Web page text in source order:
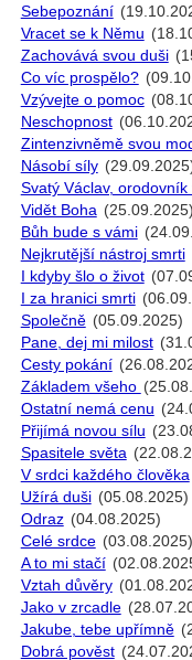
Sebepoznání
Vracet se k Němu
Zachovává svou duši
Co víc prospělo?
Vzývejte o pomoc
Neschopnost
Zintenzivněmě svou
Násobí síly
Svatý Václav, orodovník
Vidět Boha (25.09.2025)
Bůh bude s vámi
Nejkrutější nástroj smrti
I kdyby šlo o život
I za hranici smrti
Společně (05.09.2025)
Pane, dej mi milost
Cesty pokání
Základem všeho
Ostatní nemá cenu
Přijímá novou sílu
Spasitele světa
V srdci každého člověka
Užírá duši (05.08.2025)
Odraz (04.08.2025)
Celé srdce (03.08.2025)
A to mi stačí
Vztah důvěry
Jako v zrcadle
Jakube, tebe upřímně
Dobrá pověst